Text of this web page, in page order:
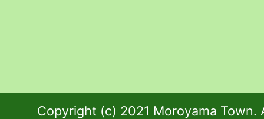
Copyright (c) 2021 Moroyama Town.